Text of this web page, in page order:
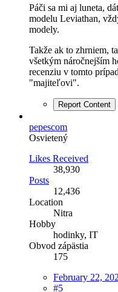
Páči sa mi aj luneta,
modelu Leviathan,
modely.
Takže ak to zhrniem,
všetkým náročnejším
recenziu v tomto
"majiteľovi".
Report Content
pepescom
Osvietený
Likes Received
38,930
Posts
12,436
Location
Nitra
Hobby
hodinky, IT
Obvod zápästia
175
February 22,
#5